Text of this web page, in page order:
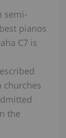
semi-
pianos
C7 is
the